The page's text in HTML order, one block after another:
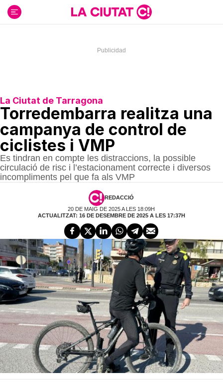
contenido
La Ciutat de Tarragona
Torredembarra realitza una
campanya de control de
ciclistes i VMP
Es tindran en compte les distraccions, la possible
circulació de risc i l’estacionament correcte i diversos
incompliments pel que fa als VMP
REDACCIÓ
20 DE MAIG DE 2025 A LES 18:09H
ACTUALITZAT: 16 DE DESEMBRE DE 2025 A LES 17:37H